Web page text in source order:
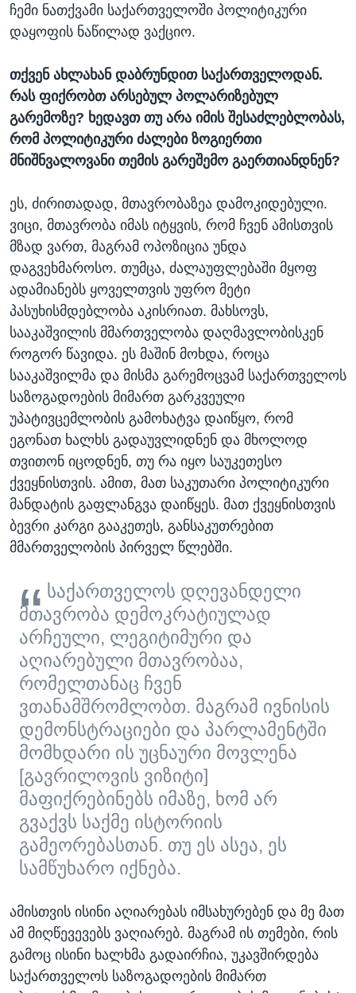
ჩემი ნათქვამი საქართველოში პოლიტიკური
დაყოფის ნაწილად ვაქციო.
თქვენ ახლახან დაბრუნდით საქართველოდან.
რას ფიქრობთ არსებულ პოლარიზებულ
გარემოზე? ხედავთ თუ არა იმის შესაძლებლობას,
რომ პოლიტიკური ძალები ზოგიერთი
მნიშნვალოვანი თემის გარეშემო გაერთიანდნენ?
ეს, ძირითადად, მთავრობაზეა დამოკიდებული.
ვიცი, მთავრობა იმას იტყვის, რომ ჩვენ ამისთვის
მზად ვართ, მაგრამ ოპოზიცია უნდა
დაგვეხმაროსო. თუმცა, ძალაუფლებაში მყოფ
ადამიანებს ყოველთვის უფრო მეტი
პასუხისმდებლობა აკისრიათ. მახსოვს,
სააკაშვილის მმართველობა დაღმავლობისკენ
როგორ წავიდა. ეს მაშინ მოხდა, როცა
სააკაშვილმა და მისმა გარემოცვამ საქართველოს
საზოგადოების მიმართ გარკვეული
უპატივცემლობის გამოხატვა დაიწყო, რომ
ეგონათ ხალხს გადაუვლიდნენ და მხოლოდ
თვითონ იცოდნენ, თუ რა იყო საუკეთესო
ქვეყნისთვის. ამით, მათ საკუთარი პოლიტიკური
მანდატის გაფლანგვა დაიწყეს. მათ ქვეყნისთვის
ბევრი კარგი გააკეთეს, განსაკუთრებით
მმართველობის პირველ წლებში.
საქართველოს დღევანდელი
მთავრობა დემოკრატიულად
არჩეული, ლეგიტიმური და
აღიარებული მთავრობაა,
რომელთანაც ჩვენ
ვთანამშრომლობთ. მაგრამ ივნისის
დემონსტრაციები და პარლამენტში
მომხდარი ის უცნაური მოვლენა
[გავრილოვის ვიზიტი]
მაფიქრებინებს იმაზე, ხომ არ
გვაქვს საქმე ისტორიის
გამეორებასთან. თუ ეს ასეა, ეს
სამწუხარო იქნება.
ამისთვის ისინი აღიარებას იმსახურებენ და მე მათ
ამ მიღწევევებს ვაღიარებ. მაგრამ ის თემები, რის
გამოც ისინი ხალხმა გადაირჩია, უკავშირდება
საქართველოს საზოგადოების მიმართ